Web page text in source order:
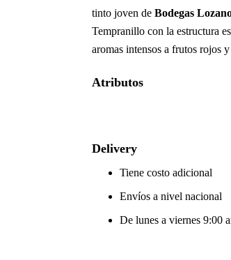
LOBO
NEGRO
TEMPRANILLO
SAUVIGNON
tinto joven de Bodegas
Tempranillo con la estructura
aromas intensos a frutos rojos
Atributos
Delivery
Tiene costo adicional
Envíos a nivel nacional
De lunes a viernes 9:00